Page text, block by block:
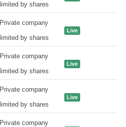
limited by shares
Private company
limited by shares
Live
Private company
limited by shares
Live
Private company
limited by shares
Live
Private company